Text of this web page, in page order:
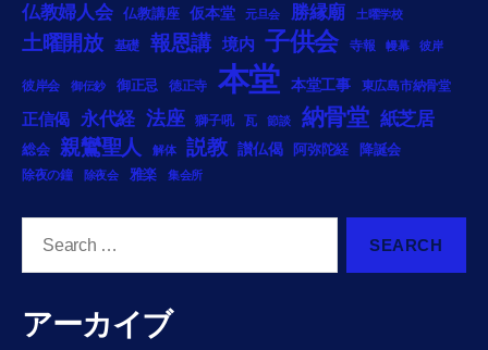
仏教婦人会
仏教講座 仮本堂 元旦会 勝縁廟 土曜学校
土曜開放 基礎 報恩講 境内 子供会 寺報 幔幕 彼岸
彼岸会 御伝鈔 御正忌 徳正寺 本堂 本堂工事 東広島市納骨堂
正信偈 永代経 法座 獅子吼 瓦 節談 納骨堂 紙芝居
総会 親鸞聖人 解体 説教 讃仏偈 阿弥陀経 降誕会
除夜の鐘 除夜会 雅楽 集会所
アーカイブ